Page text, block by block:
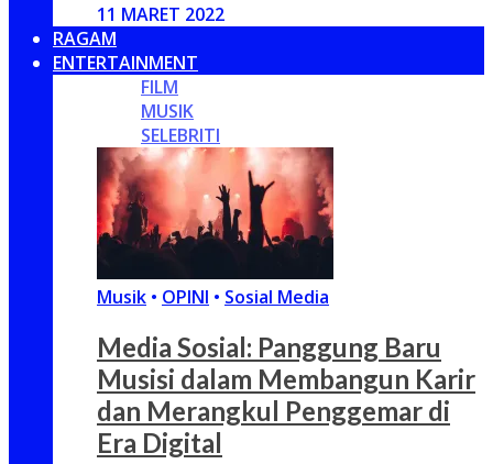
11 MARET 2022
RAGAM
ENTERTAINMENT
FILM
MUSIK
SELEBRITI
Musik • OPINI • Sosial Media
Media Sosial: Panggung Baru
Musisi dalam Membangun Karir
dan Merangkul Penggemar di
Era Digital